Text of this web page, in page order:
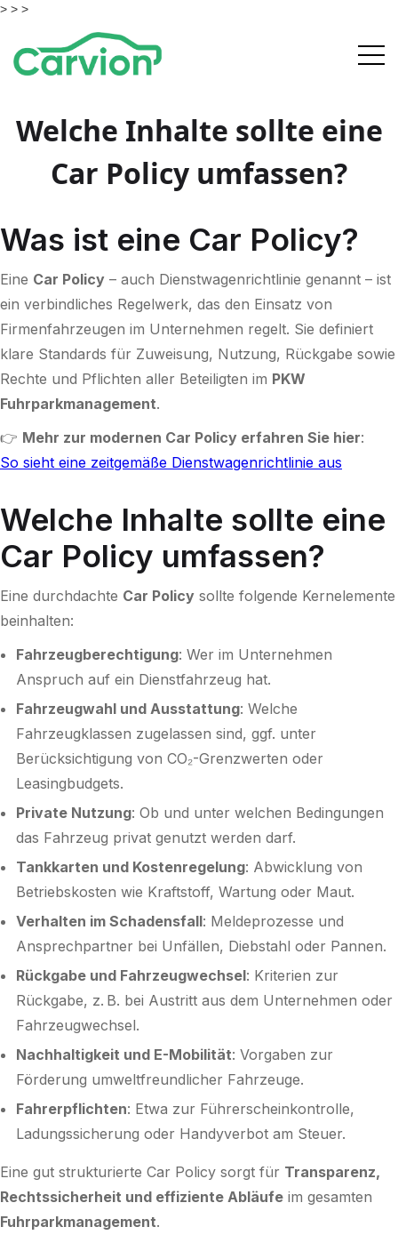
> > >
Welche Inhalte sollte eine
Car Policy umfassen?
Was ist eine Car Policy?
Eine Car Policy – auch Dienstwagenrichtlinie genannt – ist
ein verbindliches Regelwerk, das den Einsatz von
Firmenfahrzeugen im Unternehmen regelt. Sie definiert
klare Standards für Zuweisung, Nutzung, Rückgabe sowie
Rechte und Pflichten aller Beteiligten im PKW
Fuhrparkmanagement.
👉 Mehr zur modernen Car Policy erfahren Sie hier:
So sieht eine zeitgemäße Dienstwagenrichtlinie aus
Welche Inhalte sollte eine
Car Policy umfassen?
Eine durchdachte Car Policy sollte folgende Kernelemente
beinhalten:
Fahrzeugberechtigung: Wer im Unternehmen
Anspruch auf ein Dienstfahrzeug hat.
Fahrzeugwahl und Ausstattung: Welche
Fahrzeugklassen zugelassen sind, ggf. unter
Berücksichtigung von CO₂-Grenzwerten oder
Leasingbudgets.
Private Nutzung: Ob und unter welchen Bedingungen
das Fahrzeug privat genutzt werden darf.
Tankkarten und Kostenregelung: Abwicklung von
Betriebskosten wie Kraftstoff, Wartung oder Maut.
Verhalten im Schadensfall: Meldeprozesse und
Ansprechpartner bei Unfällen, Diebstahl oder Pannen.
Rückgabe und Fahrzeugwechsel: Kriterien zur
Rückgabe, z. B. bei Austritt aus dem Unternehmen oder
Fahrzeugwechsel.
Nachhaltigkeit und E-Mobilität: Vorgaben zur
Förderung umweltfreundlicher Fahrzeuge.
Fahrerpflichten: Etwa zur Führerscheinkontrolle,
Ladungssicherung oder Handyverbot am Steuer.
Eine gut strukturierte Car Policy sorgt für Transparenz,
Rechtssicherheit und effiziente Abläufe im gesamten
Fuhrparkmanagement.